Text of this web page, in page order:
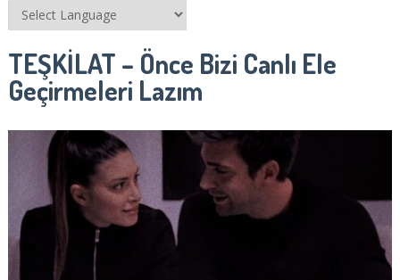
TEŞKİLAT – Önce Bizi Canlı Ele
Geçirmeleri Lazım